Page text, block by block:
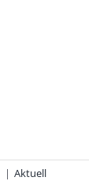
| Aktuell